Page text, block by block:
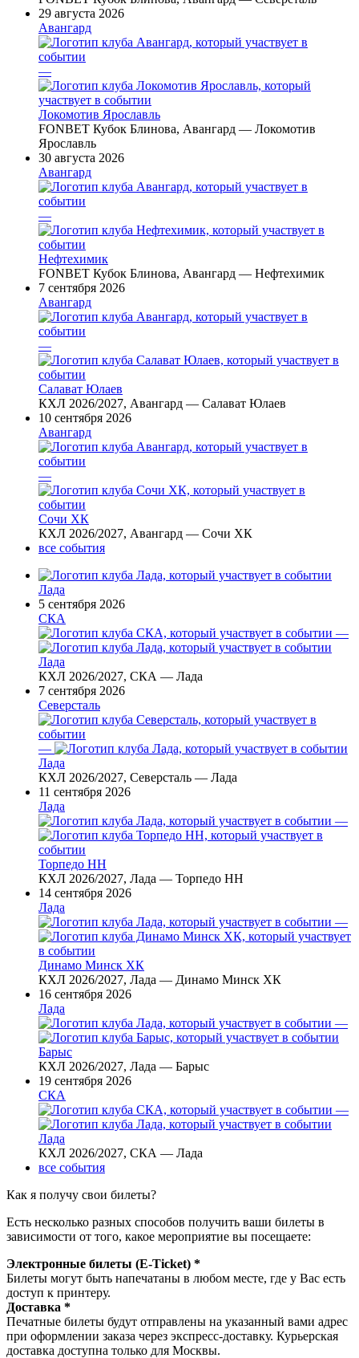
29 августа 2026
Авангард
—
Локомотив Ярославль
FONBET Кубок Блинова, Авангард — Локомотив
Ярославль
30 августа 2026
Авангард
—
Нефтехимик
FONBET Кубок Блинова, Авангард — Нефтехимик
7 сентября 2026
Авангард
—
Салават Юлаев
КХЛ 2026/2027, Авангард — Салават Юлаев
10 сентября 2026
Авангард
—
Сочи ХК
КХЛ 2026/2027, Авангард — Сочи ХК
все события
Лада
5 сентября 2026
СКА
—
Лада
КХЛ 2026/2027, СКА — Лада
7 сентября 2026
Северсталь
—
Лада
КХЛ 2026/2027, Северсталь — Лада
11 сентября 2026
Лада
—
Торпедо НН
КХЛ 2026/2027, Лада — Торпедо НН
14 сентября 2026
Лада
—
Динамо Минск ХК
КХЛ 2026/2027, Лада — Динамо Минск ХК
16 сентября 2026
Лада
—
Барыс
КХЛ 2026/2027, Лада — Барыс
19 сентября 2026
СКА
—
Лада
КХЛ 2026/2027, СКА — Лада
все события
Как я получу свои билеты?
Есть несколько разных способов получить ваши билеты в
зависимости от того, какое мероприятие вы посещаете:
Электронные билеты (E-Ticket) *
Билеты могут быть напечатаны в любом месте, где у Вас есть
доступ к принтеру.
Доставка *
Печатные билеты будут отправлены на указанный вами адрес
при оформлении заказа через экспресс-доставку. Курьерская
доставка доступна только для Москвы.